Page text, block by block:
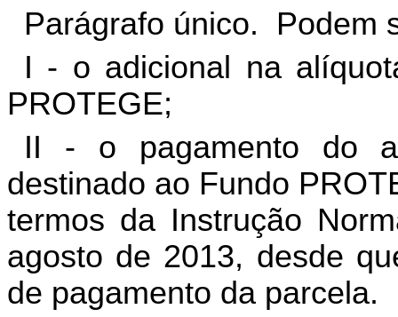
Parágrafo único. Podem
I - o adicional na
PROTEGE;
II - o pagamento do
destinado ao Fundo
termos da Instrução
agosto de 2013, desde
de pagamento da parcela.